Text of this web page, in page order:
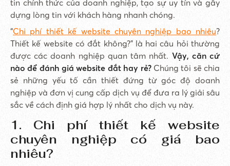
tin chính thức của doanh nghiệp, tạo sự uy tín và gây
dựng lòng tin với khách hàng nhanh chóng.
“Chi phí thiết kế website chuyên nghiệp bao nhiêu?
Thiết kế website có đắt không?” là hai câu hỏi thường
được các doanh nghiệp quan tâm nhất. Vậy, căn cứ
nào để đánh giá website đắt hay rẻ?Chúng tôi sẽ chia
sẻ những yếu tố cần thiết đứng từ góc độ doanh
nghiệp và đơn vị cung cấp dịch vụ để đưa ra lý giải sâu
sắc về cách định giá hợp lý nhất cho dịch vụ này.
1. Chi phí thiết kế website
chuyên nghiệp có giá bao
nhiêu?